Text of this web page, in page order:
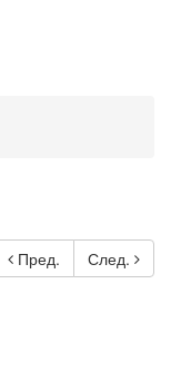
Пред. След.